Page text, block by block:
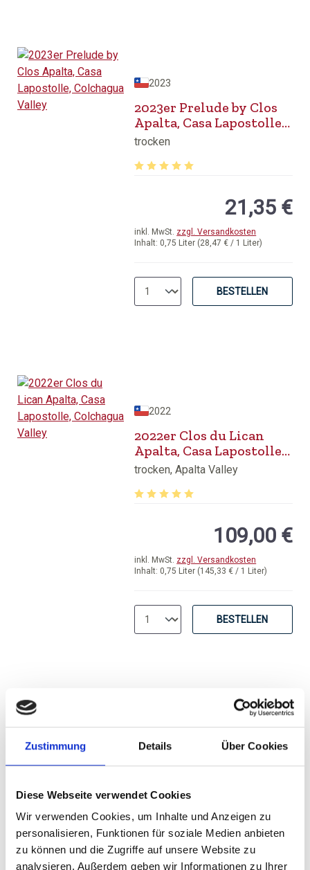
Zustimmung Details Über Cookies
Diese Webseite verwendet Cookies
Wir verwenden Cookies, um Inhalte und Anzeigen zu
personalisieren, Funktionen für soziale Medien anbieten
zu können und die Zugriffe auf unsere Website zu
analysieren. Außerdem geben wir Informationen zu Ihrer
2023
2023er Prelude by Clos
Apalta, Casa Lapostolle,
Colchagua Valley
trocken
Inhalt: 0,75 Liter (28,47 € / 1 Liter)
inkl. MwSt. zzgl. Versandkosten
21,35 €
BESTELLEN
2022
2022er Clos du Lican
Apalta, Casa Lapostolle,
Colchagua Valley
trocken, Apalta Valley
Inhalt: 0,75 Liter (145,33 € / 1 Liter)
inkl. MwSt. zzgl. Versandkosten
109,00 €
BESTELLEN
2021er Le Petit Clos -
Casa Lapostolle,
Colchagua Valley
trocken
Durchschnittliche Bewertung von 5
37,30 €